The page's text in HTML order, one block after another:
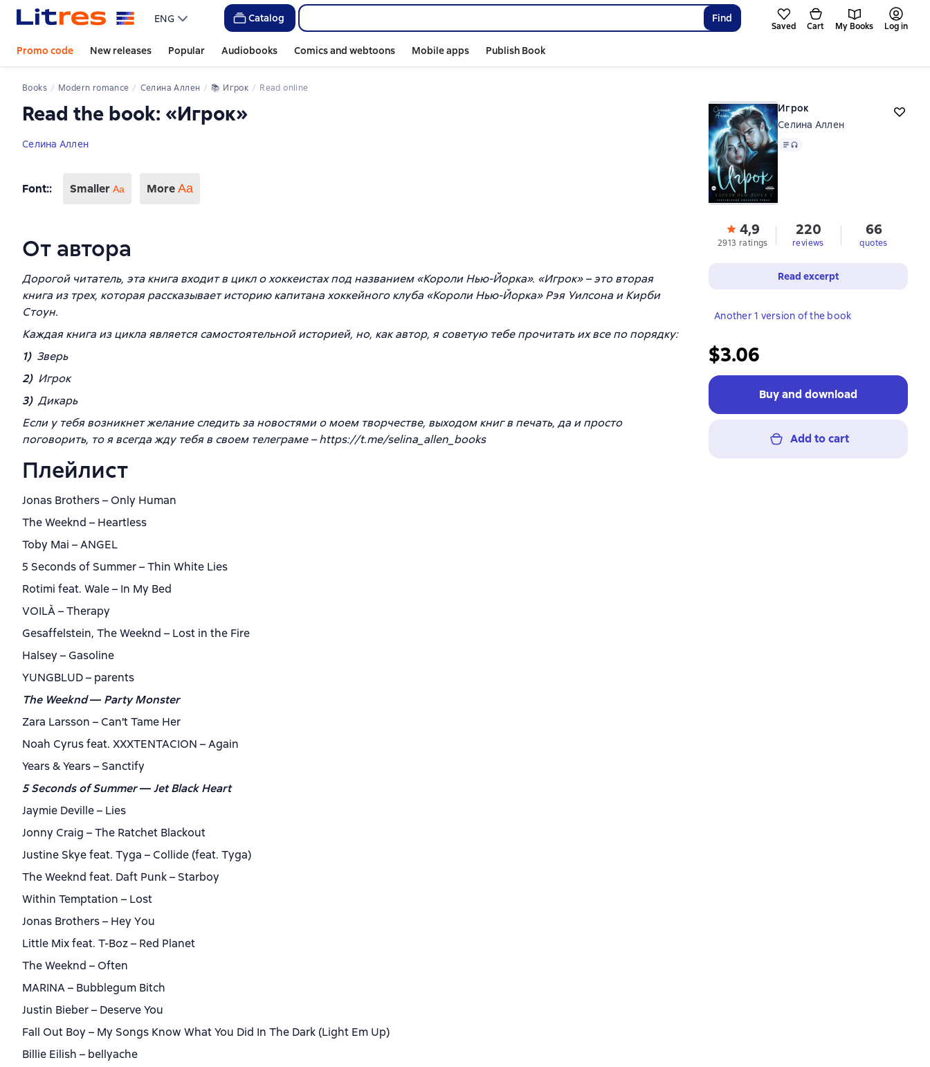
ENG Catalog Find
Saved Cart My Books Log in
Promo code New releases Popular Audiobooks Comics and webtoons Mobile apps Publish Book
Books Modern romance Селина Аллен 📚 Игрок Read online
Read the book: «Игрок»
Селина Аллен
Font:: Smaller Aa More Аа
От автора
Дорогой читатель, эта книга входит в цикл о хоккеистах под названием «Короли Нью-Йорка». «Игрок» – это вторая
книга из трех, которая рассказывает историю капитана хоккейного клуба «Короли Нью-Йорка» Рэя Уилсона и Кирби
Стоун.
Каждая книга из цикла является самостоятельной историей, но, как автор, я советую тебе прочитать их все по порядку:
1) Зверь
2) Игрок
3) Дикарь
Если у тебя возникнет желание следить за новостями о моем творчестве, выходом книг в печать, да и просто
поговорить, то я всегда жду тебя в своем телеграме – https://t.me/selina_allen_books
Плейлист
Jonas Brothers – Only Human
The Weeknd – Heartless
Toby Mai – ANGEL
5 Seconds of Summer – Thin White Lies
Rotimi feat. Wale – In My Bed
VOILÀ – Therapy
Gesaffelstein, The Weeknd – Lost in the Fire
Halsey – Gasoline
YUNGBLUD – parents
The Weeknd— Party Monster
Zara Larsson – Can't Tame Her
Noah Cyrus feat. XXXTENTACION – Again
Years & Years – Sanctify
5 Seconds of Summer—Jet Black Heart
Jaymie Deville – Lies
Jonny Craig – The Ratchet Blackout
Justine Skye feat. Tyga – Collide (feat. Tyga)
The Weeknd feat. Daft Punk – Starboy
Within Temptation – Lost
Jоnаs Brothers – Hеy Yоu
Little Mix feat. T-Boz – Red Planet
The Weeknd – Often
MARINA – Bubblegum Bitch
Justin Bieber – Deserve You
Fall Out Boy – My Songs Know What You Did In The Dark (Light Em Up)
Billie Eilish – bellyache
Игрок
Селина Аллен
Text, audio format available
4,9
2913 ratings
220
reviews
66
quotes
Read excerpt
Another 1 version of the book
$3.06
Buy and download
Add to cart